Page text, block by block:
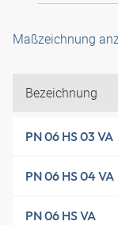
Maßzeichnung
Bezeichnung
PN 06 HS 03 VA
PN 06 HS 04 VA
PN 06 HS VA